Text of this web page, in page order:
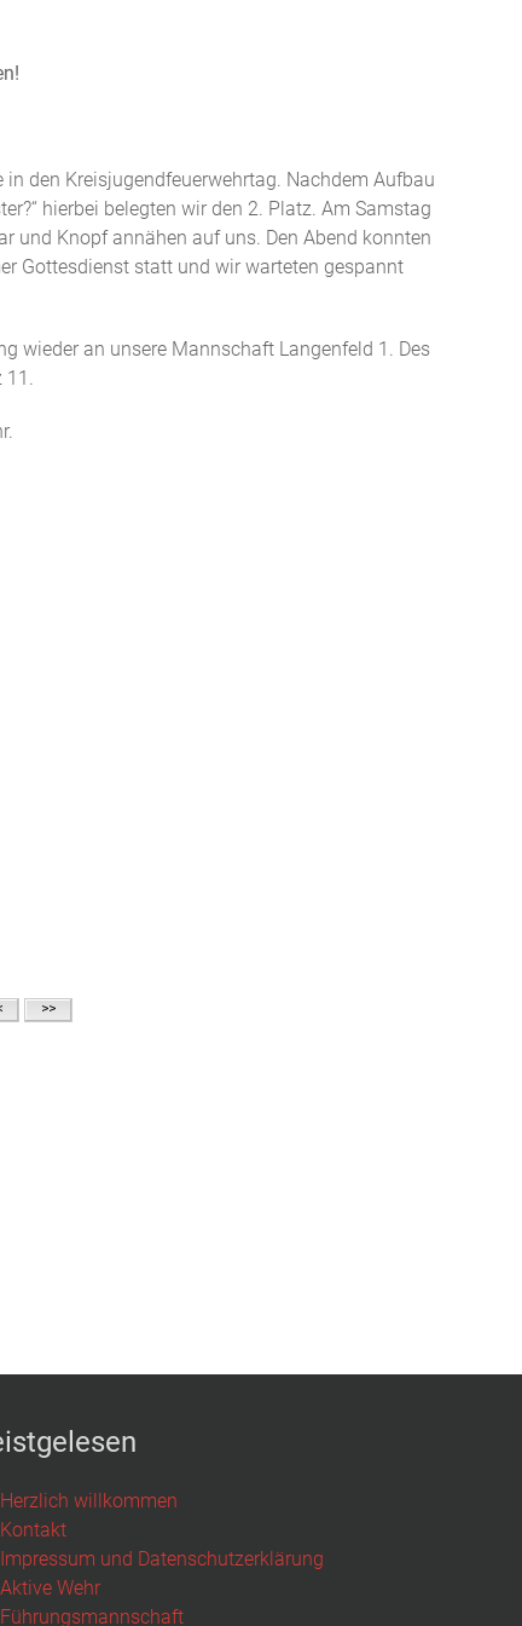
den Kreisjugendfeuerwehrtag. Nachdem Aufbau
hierbei belegten wir den 2. Platz. Am Samstag
und Knopf annähen auf uns. Den Abend konnten
Gottesdienst statt und wir warteten gespannt
wieder an unsere Mannschaft Langenfeld 1. Des
11.
Herzlich willkommen
Kontakt
Impressum und Datenschutzerklärung
Aktive Wehr
Führungsmannschaft